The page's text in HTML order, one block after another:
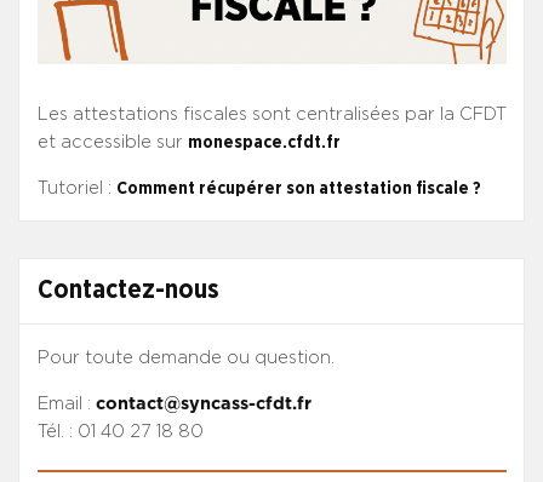
Les attestations fiscales sont centralisées par la CFDT
et accessible sur monespace.cfdt.fr
Tutoriel : Comment récupérer son attestation fiscale ?
Contactez-nous
Pour toute demande ou question.
Email : contact@syncass-cfdt.fr
Tél. : 01 40 27 18 80